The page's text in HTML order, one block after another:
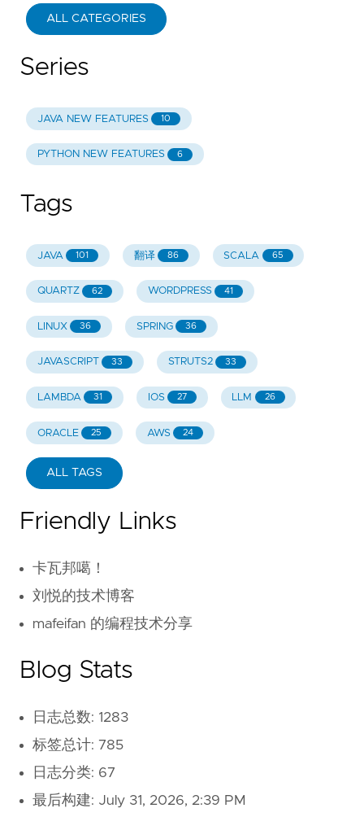
ALL CATEGORIES
Series
JAVA NEW FEATURES 10
PYTHON NEW FEATURES 6
Tags
JAVA 101 翻译 86 SCALA 65
QUARTZ 62 WORDPRESS 41
LINUX 36 SPRING 36
JAVASCRIPT 33 STRUTS2 33
LAMBDA 31 IOS 27 LLM 26
ORACLE 25 AWS 24
ALL TAGS
Friendly Links
卡瓦邦噶！
刘悦的技术博客
mafeifan 的编程技术分享
Blog Stats
日志总数: 1283
标签总计: 785
日志分类: 67
最后构建: July 31, 2026, 2:39 PM